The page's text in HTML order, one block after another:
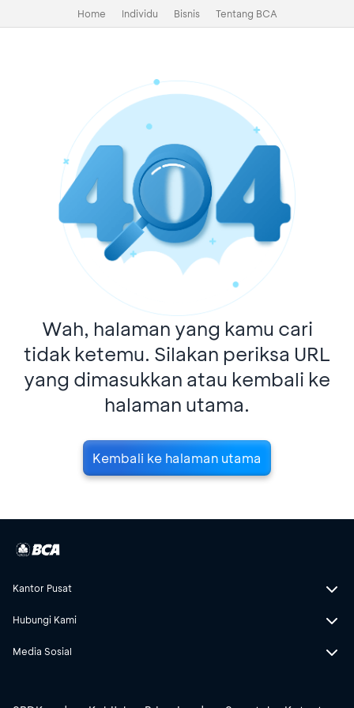
Home Individu Bisnis Tentang BCA
Wah, halaman yang kamu cari
tidak ketemu. Silakan periksa URL
yang dimasukkan atau kembali ke
halaman utama.
Kembali ke halaman utama
Kantor Pusat
Hubungi Kami
Media Sosial